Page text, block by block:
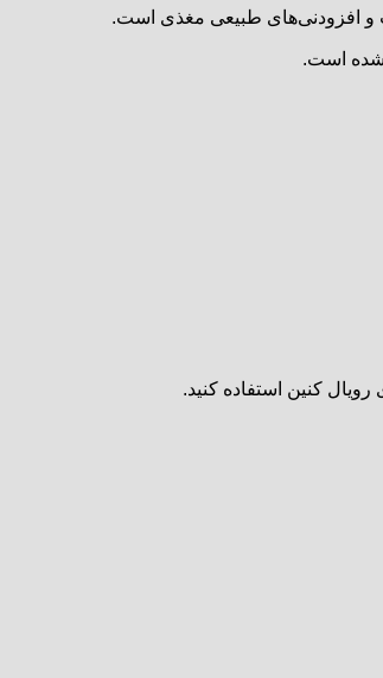
و افزودنی‌های طبیعی مغذی است.
رویال کنین استفاده کنید.